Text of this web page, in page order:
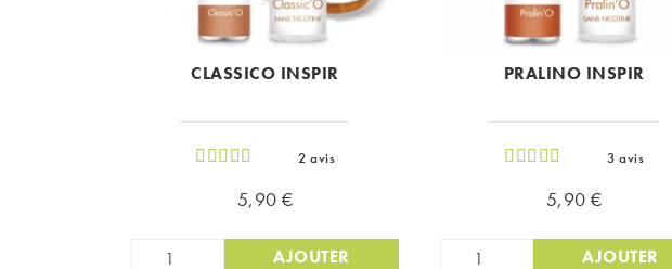
CLASSICO INSPIR
2 avis
Prix
5,90 €
AJOUTER
PRALINO INSPIR
3 avis
Prix
5,90 €
AJOUTER